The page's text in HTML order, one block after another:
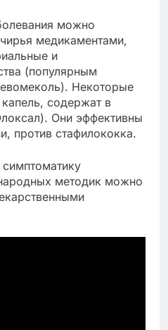
можно
медикаментами,
и
(популярным
Некоторые
содержат в
Они эффективны
против стафилококка.
методик можно